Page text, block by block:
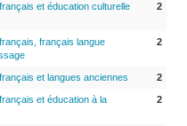
et éducation culturelle
2
français langue
2
et langues anciennes 2
et éducation à la
2